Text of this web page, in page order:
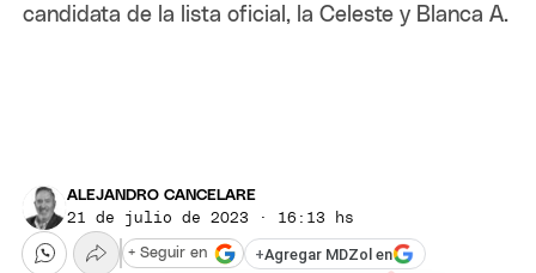
candidata de la lista oficial, la Celeste y Blanca A.
ALEJANDRO CANCELARE
21 de julio de 2023 · 16:13 hs
+Agregar MDZol en
+ Seguir en